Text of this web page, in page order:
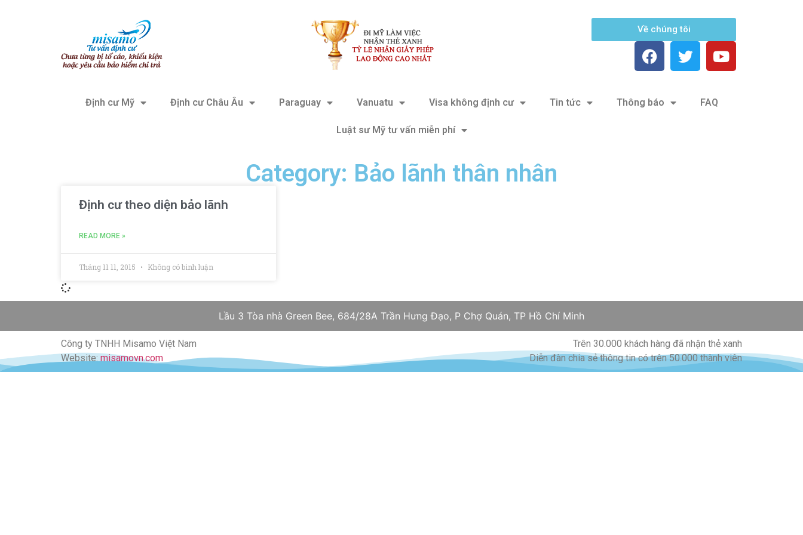
Về chúng tôi
Định cư Mỹ Định cư Châu Âu Paraguay Vanuatu Visa không định cư Tin tức Thông báo FAQ
Luật sư Mỹ tư vấn miễn phí
Category: Bảo lãnh thân nhân
Định cư theo diện bảo lãnh
READ MORE »
Tháng 11 11, 2015 Không có bình luận
Lầu 3 Tòa nhà Green Bee, 684/28A Trần Hưng Đạo, P Chợ Quán, TP Hồ Chí Minh
Công ty TNHH Misamo Việt Nam
Website:misamovn.com
Trên 30.000 khách hàng đã nhận thẻ xanh
Diễn đàn chia sẻ thông tin có trên 50.000 thành viên